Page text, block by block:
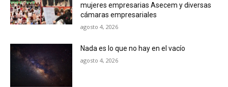
mujeres empresarias Asecem y diversas
cámaras empresariales
agosto 4, 2026
Nada es lo que no hay en el vacío
agosto 4, 2026